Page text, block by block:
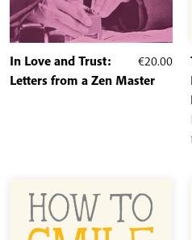
€20.00
In Love and Trust:
Letters from a Zen Master